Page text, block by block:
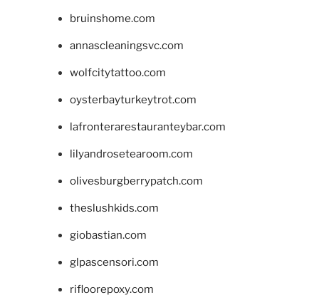
bruinshome.com
annascleaningsvc.com
wolfcitytattoo.com
oysterbayturkeytrot.com
lafronterarestauranteybar.com
lilyandrosetearoom.com
olivesburgberrypatch.com
theslushkids.com
giobastian.com
glpascensori.com
rifloorepoxy.com